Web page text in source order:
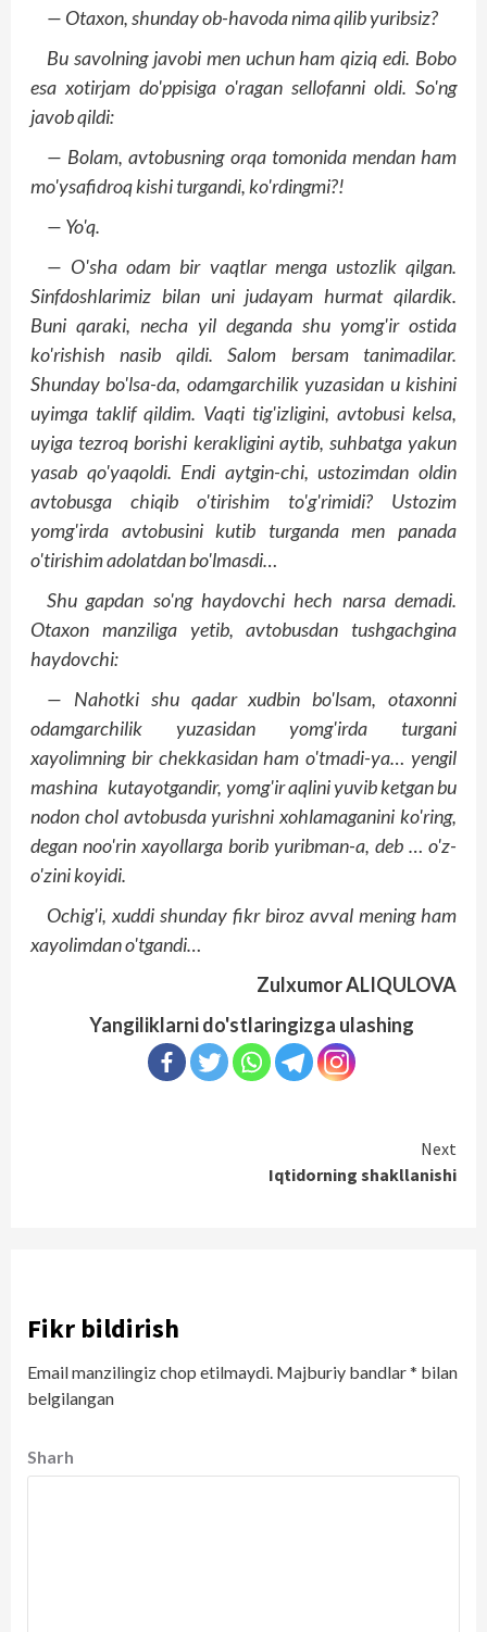
— Otaxon, shunday ob-havoda nima qilib yuribsiz?
Bu savolning javobi men uchun ham qiziq edi. Bobo
esa xotirjam do'ppisiga o'ragan sellofanni oldi. So'ng
javob qildi:
— Bolam, avtobusning orqa tomonida mendan ham
mo'ysafidroq kishi turgandi, ko'rdingmi?!
— Yo'q.
— O'sha odam bir vaqtlar menga ustozlik qilgan.
Sinfdoshlarimiz bilan uni judayam hurmat qilardik.
Buni qaraki, necha yil deganda shu yomg'ir ostida
ko'rishish nasib qildi. Salom bersam tanimadilar.
Shunday bo'lsa-da, odamgarchilik yuzasidan u kishini
uyimga taklif qildim. Vaqti tig'izligini, avtobusi kelsa,
uyiga tezroq borishi kerakligini aytib, suhbatga yakun
yasab qo'yaqoldi. Endi ayt­gin-chi, ustozimdan oldin
avtobusga chiqib o'tirishim to'g'rimidi? Ustozim
yomg'irda avtobusini kutib turganda men panada
o'tirishim adolatdan bo'lmasdi…
Shu gapdan so'ng haydovchi hech narsa demadi.
Otaxon manziliga yetib, avtobusdan tushgachgina
haydovchi:
— Nahotki shu qadar xudbin bo'lsam, otaxonni
odamgarchilik yuzasidan yomg'irda turgani
xayolimning bir chekkasidan ham o'tmadi-ya… yengil
mashina kutayotgandir, yomg'ir aqlini yuvib ketgan bu
nodon chol avtobusda yurishni xohlamaganini ko'ring,
degan noo'rin xayollarga borib yuribman-a, deb … o'z-
o'zini koyidi.
Ochig'i, xuddi shunday fikr biroz avval mening ham
xayolimdan o'tgandi…
Zulxumor ALIQULOVA
Yangiliklarni do'stlaringizga ulashing
Next
Iqtidorning shakllanishi
Fikr bildirish
Email manzilingiz chop etilmaydi. Majburiy bandlar* bilan
belgilangan
Sharh